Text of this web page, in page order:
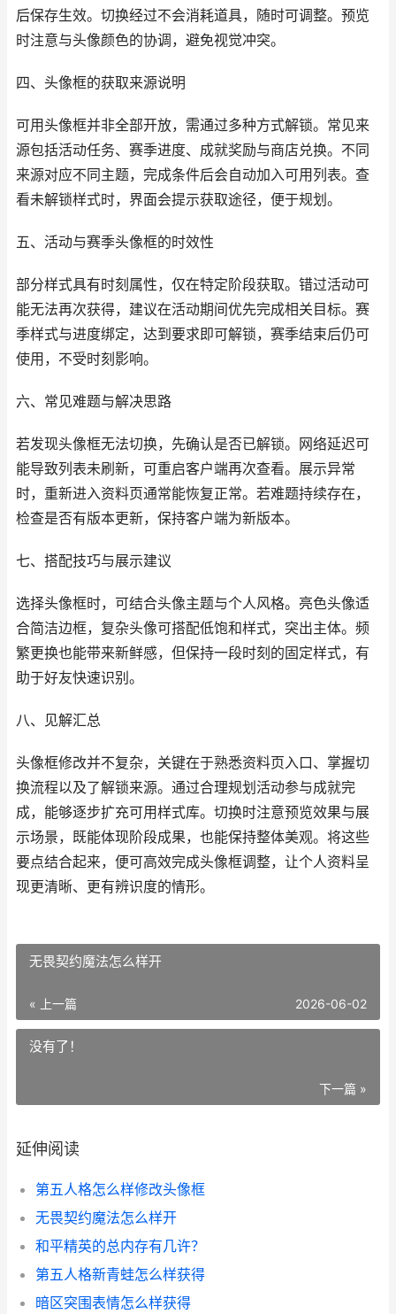
后保存生效。切换经过不会消耗道具，随时可调整。预览
时注意与头像颜色的协调，避免视觉冲突。
四、头像框的获取来源说明
可用头像框并非全部开放，需通过多种方式解锁。常见来
源包括活动任务、赛季进度、成就奖励与商店兑换。不同
来源对应不同主题，完成条件后会自动加入可用列表。查
看未解锁样式时，界面会提示获取途径，便于规划。
五、活动与赛季头像框的时效性
部分样式具有时刻属性，仅在特定阶段获取。错过活动可
能无法再次获得，建议在活动期间优先完成相关目标。赛
季样式与进度绑定，达到要求即可解锁，赛季结束后仍可
使用，不受时刻影响。
六、常见难题与解决思路
若发现头像框无法切换，先确认是否已解锁。网络延迟可
能导致列表未刷新，可重启客户端再次查看。展示异常
时，重新进入资料页通常能恢复正常。若难题持续存在，
检查是否有版本更新，保持客户端为新版本。
七、搭配技巧与展示建议
选择头像框时，可结合头像主题与个人风格。亮色头像适
合简洁边框，复杂头像可搭配低饱和样式，突出主体。频
繁更换也能带来新鲜感，但保持一段时刻的固定样式，有
助于好友快速识别。
八、见解汇总
头像框修改并不复杂，关键在于熟悉资料页入口、掌握切
换流程以及了解锁来源。通过合理规划活动参与成就完
成，能够逐步扩充可用样式库。切换时注意预览效果与展
示场景，既能体现阶段成果，也能保持整体美观。将这些
要点结合起来，便可高效完成头像框调整，让个人资料呈
现更清晰、更有辨识度的情形。
无畏契约魔法怎么样开
« 上一篇 2026-06-02
没有了！
下一篇 »
延伸阅读
第五人格怎么样修改头像框
无畏契约魔法怎么样开
和平精英的总内存有几许？
第五人格新青蛙怎么样获得
暗区突围表情怎么样获得